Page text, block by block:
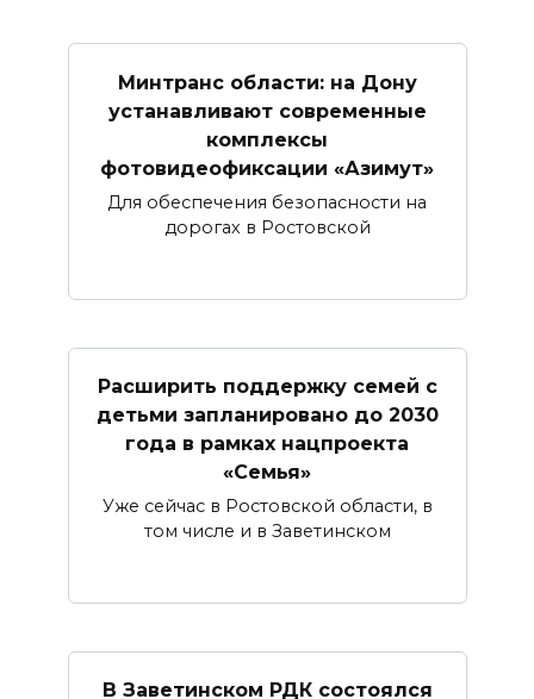
Минтранс области: на Дону
устанавливают современные
комплексы
фотовидеофиксации «Азимут»
Для обеспечения безопасности на
дорогах в Ростовской
Расширить поддержку семей с
детьми запланировано до 2030
года в рамках нацпроекта
«Семья»
Уже сейчас в Ростовской области, в
том числе и в Заветинском
В Заветинском РДК состоялся